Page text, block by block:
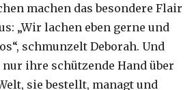
machen das besondere Flair
„Wir lachen eben gerne und
schmunzelt Deborah. Und
ihre schützende Hand über
sie bestellt, managt und